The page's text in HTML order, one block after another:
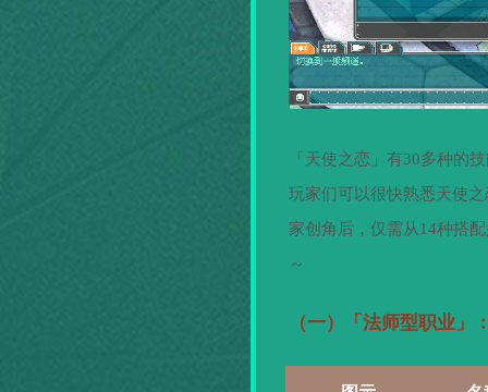
「天使之恋」有30多种的
玩家们可以很快熟悉天使
家创角后，仅需从14种搭
～
（一）「法师型职业」